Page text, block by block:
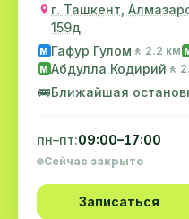
г. Ташкент,
159д
M Гафур Гулом 🚶 2.2 км
M Абдулла Кодирий 🚶
🚌Ближайшая
пн–пт:09:00–17:00
Сейчас закрыто
Записаться